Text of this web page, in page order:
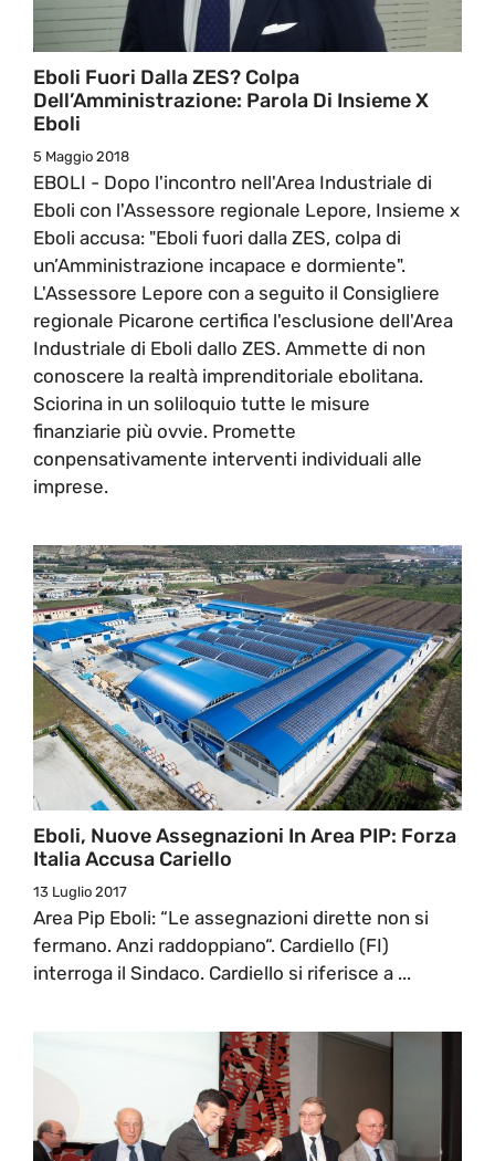
Eboli Fuori Dalla ZES? Colpa
Dell’Amministrazione: Parola Di Insieme X
Eboli
5 Maggio 2018
EBOLI - Dopo l'incontro nell'Area Industriale di
Eboli con l'Assessore regionale Lepore, Insieme x
Eboli accusa: "Eboli fuori dalla ZES, colpa di
un’Amministrazione incapace e dormiente".
L'Assessore Lepore con a seguito il Consigliere
regionale Picarone certifica l'esclusione dell'Area
Industriale di Eboli dallo ZES. Ammette di non
conoscere la realtà imprenditoriale ebolitana.
Sciorina in un soliloquio tutte le misure
finanziarie più ovvie. Promette
conpensativamente interventi individuali alle
imprese.
Eboli, Nuove Assegnazioni In Area PIP: Forza
Italia Accusa Cariello
13 Luglio 2017
Area Pip Eboli: “Le assegnazioni dirette non si
fermano. Anzi raddoppiano“. Cardiello (FI)
interroga il Sindaco. Cardiello si riferisce a ...